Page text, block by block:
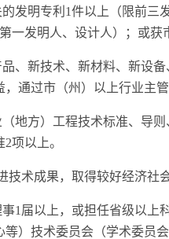
发明专利1件以上（限前
一发明人、设计人）；或获
、新技术、新材料、新设
通过市（州）以上行业主管
地方）工程技术标准、导
项以上。
技术成果，取得较好经济社
1届以上，或担任省级以上
）技术委员会（学术委员会